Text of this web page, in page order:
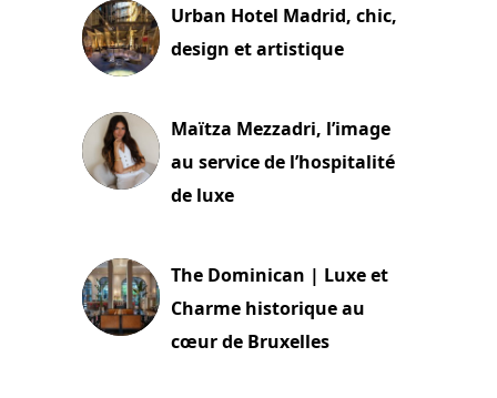
Urban Hotel Madrid, chic,
design et artistique
Maïtza Mezzadri, l’image
au service de l’hospitalité
de luxe
The Dominican | Luxe et
Charme historique au
cœur de Bruxelles